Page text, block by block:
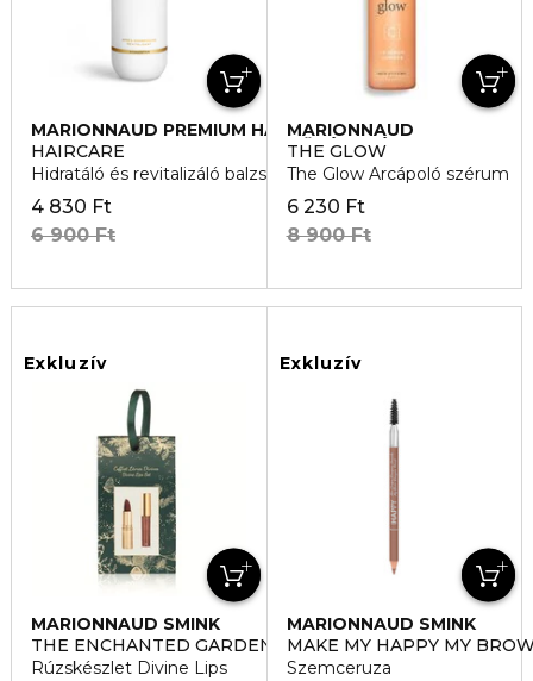
MARIONNAUD PREMIUM HAIR
CARE
HAIRCARE
Hidratáló és revitalizáló balzsam
4 830 Ft
6 900 Ft
MARIONNAUD
BŐRÁPOLÁS
THE GLOW
The Glow Arcápoló szérum
6 230 Ft
8 900 Ft
Exkluzív
MARIONNAUD SMINK
THE ENCHANTED GARDEN
Rúzskészlet Divine Lips
Exkluzív
MARIONNAUD SMINK
MAKE MY HAPPY MY
Szemceruza